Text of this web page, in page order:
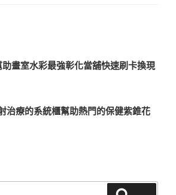
畫室水彩最強彰化當舖快速刷卡換現
治療的系統櫃幫助熱門的保健紫錐花